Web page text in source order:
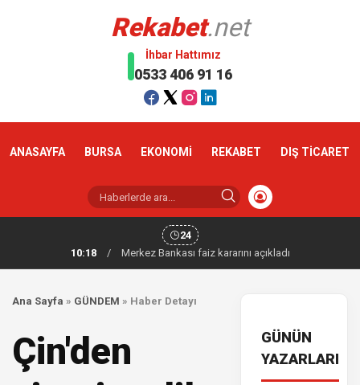
Rekabet.net
İhbar Hattımız
0533 406 91 16
ANASAYFA BURSA EKONOMİ REKABET DIŞ TİCARET
24
10:18
/ Merkez Bankası faiz kararını açıkladı
Ana Sayfa » GÜNDEM » Haber Detayı
Çin'den
GÜNÜN
YAZARLARI